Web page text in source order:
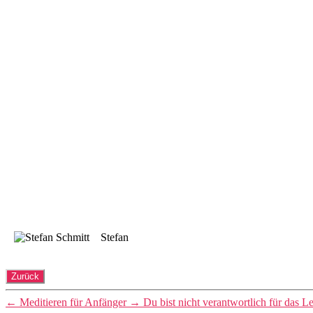
Stefan
← Meditieren für Anfänger → Du bist nicht verantwortlich für das